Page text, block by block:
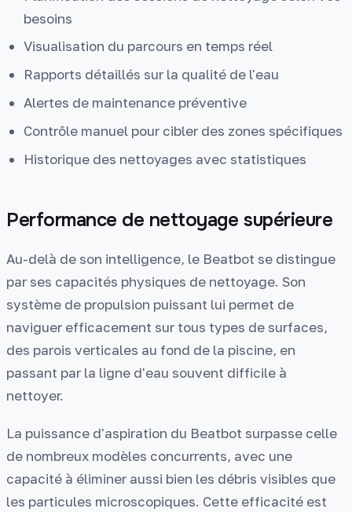
besoins
Visualisation du parcours en temps réel
Rapports détaillés sur la qualité de l'eau
Alertes de maintenance préventive
Contrôle manuel pour cibler des zones spécifiques
Historique des nettoyages avec statistiques
Performance de nettoyage supérieure
Au-delà de son intelligence, le Beatbot se distingue
par ses capacités physiques de nettoyage. Son
système de propulsion puissant lui permet de
naviguer efficacement sur tous types de surfaces,
des parois verticales au fond de la piscine, en
passant par la ligne d'eau souvent difficile à
nettoyer.
La puissance d'aspiration du Beatbot surpasse celle
de nombreux modèles concurrents, avec une
capacité à éliminer aussi bien les débris visibles que
les particules microscopiques. Cette efficacité est